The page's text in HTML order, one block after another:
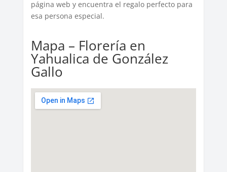
página web y encuentra el regalo perfecto para
esa persona especial.
Mapa – Florería en
Yahualica de González
Gallo